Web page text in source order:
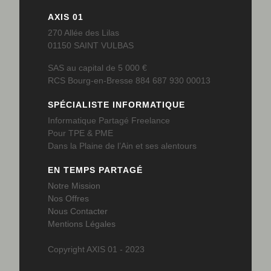
AXIS 01
270 Allée des Lilas
01150 SAINT VULBAS
SAS au capital de 5 000 €
RCS Bourg-en-Bresse 884 687 930 00013
SPÉCIALISTE INFORMATIQUE
Informatique Partagé Freelance
Pour TPE & PME
Dans la Plaine de l’Ain et ses alentours
EN TEMPS PARTAGÉ
Notre Mission
Nos Offres
Nous Contacter
Mentions Légales
Copyright AXIS 01 - 2023